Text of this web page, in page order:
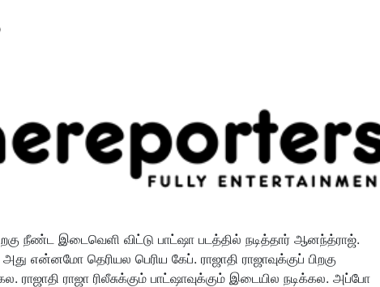
நீண்ட இடைவெளி விட்டு பாட்ஷா படத்தில் நடித்தார் ஆனந்த்ராஜ்.
என்னமோ தெரியல பெரிய கேப். ராஜாதி ராஜாவுக்குப் பிறகு
ராஜாதி ராஜா ரிலீசுக்கும் பாட்ஷாவுக்கும் இடையில நடிக்கல. அப்போ